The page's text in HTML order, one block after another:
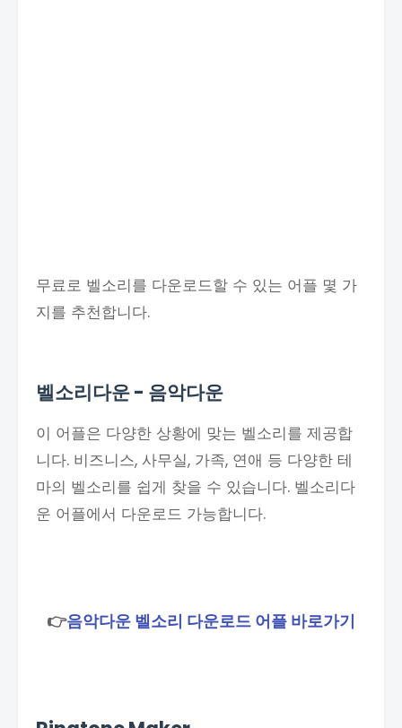
무료로 벨소리를 다운로드할 수 있는 어플 몇 가
지를 추천합니다.
벨소리다운 - 음악다운
이 어플은 다양한 상황에 맞는 벨소리를 제공합
니다. 비즈니스, 사무실, 가족, 연애 등 다양한 테
마의 벨소리를 쉽게 찾을 수 있습니다. 벨소리다
운 어플에서 다운로드 가능합니다.
👉음악다운 벨소리 다운로드 어플 바로가기